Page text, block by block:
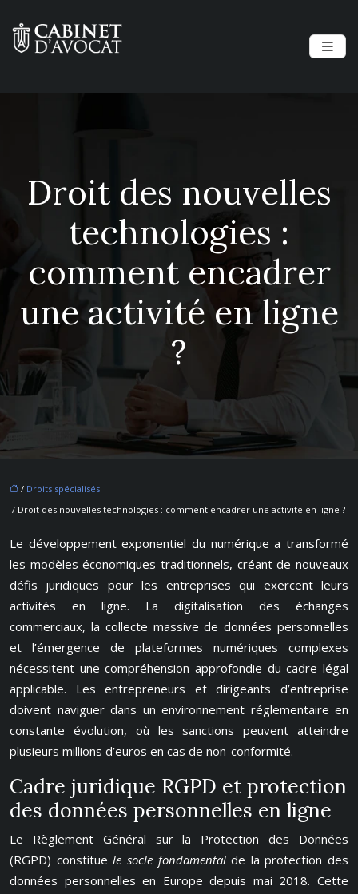
Droit des nouvelles
technologies :
comment encadrer
une activité en ligne
?
/ Droits spécialisés
/ Droit des nouvelles technologies : comment encadrer une activité en ligne ?
Le développement exponentiel du numérique a transformé
les modèles économiques traditionnels, créant de nouveaux
défis juridiques pour les entreprises qui exercent leurs
activités en ligne. La digitalisation des échanges
commerciaux, la collecte massive de données personnelles
et l’émergence de plateformes numériques complexes
nécessitent une compréhension approfondie du cadre légal
applicable. Les entrepreneurs et dirigeants d’entreprise
doivent naviguer dans un environnement réglementaire en
constante évolution, où les sanctions peuvent atteindre
plusieurs millions d’euros en cas de non-conformité.
Cadre juridique RGPD et protection
des données personnelles en ligne
Le Règlement Général sur la Protection des Données
(RGPD) constituele socle fondamentalde la protection des
données personnelles en Europe depuis mai 2018. Cette